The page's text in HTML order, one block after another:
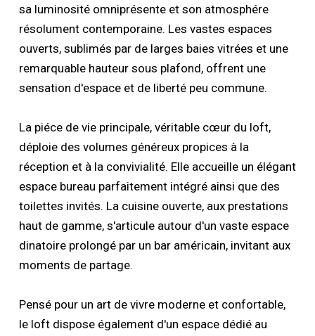
sa luminosité omniprésente et son atmosphére
résolument contemporaine. Les vastes espaces
ouverts, sublimés par de larges baies vitrées et une
remarquable hauteur sous plafond, offrent une
sensation d'espace et de liberté peu commune.
La piéce de vie principale, véritable cœur du loft,
déploie des volumes généreux propices à la
réception et à la convivialité. Elle accueille un élégant
espace bureau parfaitement intégré ainsi que des
toilettes invités. La cuisine ouverte, aux prestations
haut de gamme, s'articule autour d'un vaste espace
dinatoire prolongé par un bar américain, invitant aux
moments de partage.
Pensé pour un art de vivre moderne et confortable,
le loft dispose également d'un espace dédié au